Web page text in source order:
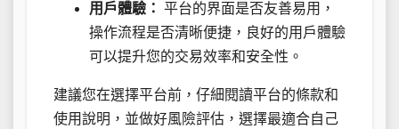
用戶體驗： 平台的界面是否友善易用，
操作流程是否清晰便捷，良好的用戶體驗
可以提升您的交易效率和安全性。
建議您在選擇平台前，仔細閱讀平台的條款和
使用說明，並做好風險評估，選擇最適合自己